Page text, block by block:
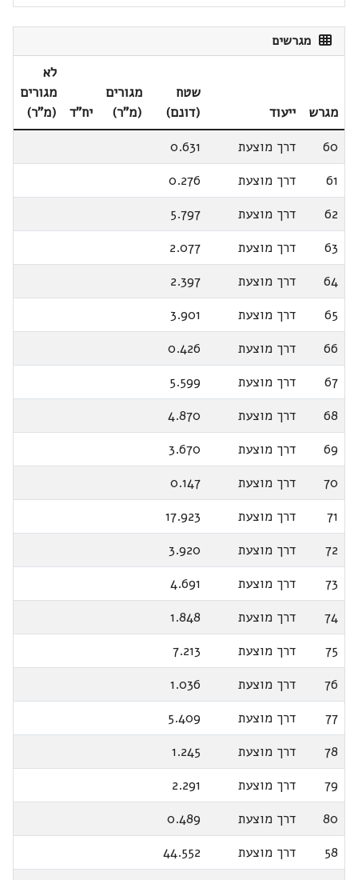
מגרשים
מגרש ייעוד
שטח
(דונם)
מגורים
(מ"ר)
יח"ד
לא
מגורים
(מ"ר)
60
דרך מוצעת
0.631
61
דרך מוצעת
0.276
62
דרך מוצעת
5.797
63
דרך מוצעת
2.077
64
דרך מוצעת
2.397
65
דרך מוצעת
3.901
66
דרך מוצעת
0.426
67
דרך מוצעת
5.599
68
דרך מוצעת
4.870
69
דרך מוצעת
3.670
70
דרך מוצעת
0.147
71
דרך מוצעת
17.923
72
דרך מוצעת
3.920
73
דרך מוצעת
4.691
74
דרך מוצעת
1.848
75
דרך מוצעת
7.213
76
דרך מוצעת
1.036
77
דרך מוצעת
5.409
78
דרך מוצעת
1.245
79
דרך מוצעת
2.291
80
דרך מוצעת
0.489
58
דרך מוצעת
44.552